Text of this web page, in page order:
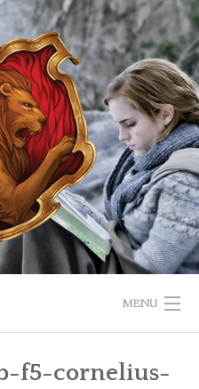
MENU
f5-cornelius-